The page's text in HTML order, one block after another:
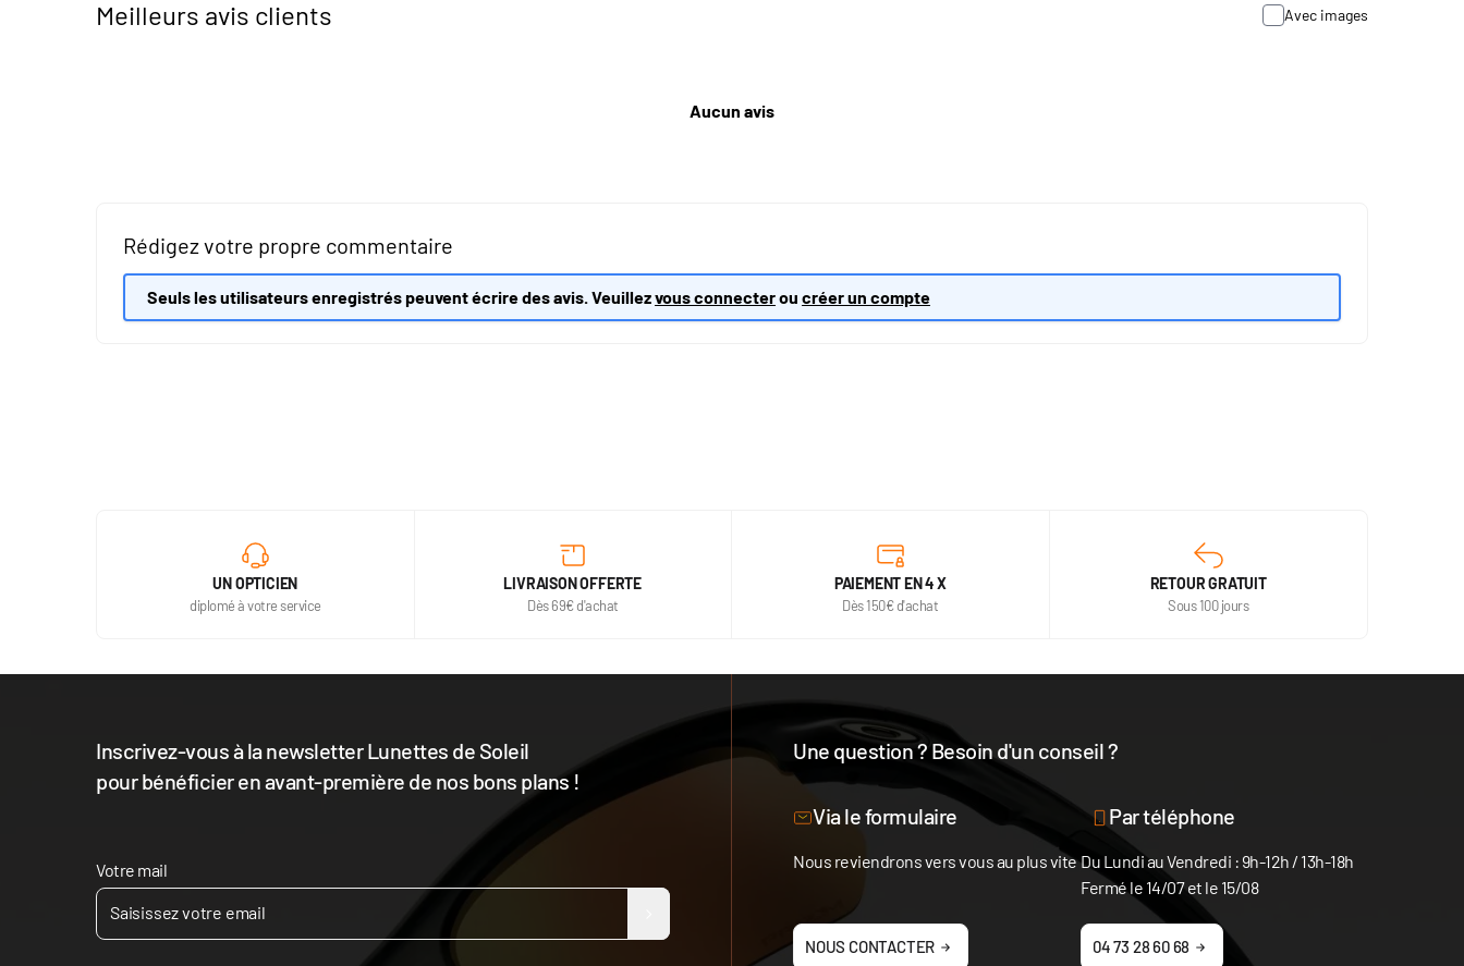
Meilleurs avis clients Avec images
Aucun avis
Rédigez votre propre commentaire
Seuls les utilisateurs enregistrés peuvent écrire des avis. Veuillezvous connecterou créer un compte
UN OPTICIEN
diplomé à votre service
LIVRAISON OFFERTE
Dès 69€ d'achat
PAIEMENT EN 4 X
Dès 150€ d'achat
RETOUR GRATUIT
Sous 100 jours
Inscrivez-vous à la newsletter Lunettes de Soleil
pour bénéficier en avant-première de nos bons plans !
Votre mail
Une question ? Besoin d'un conseil ?
Notre équipe est à votre disposition
Via le formulaire Par téléphone
Nous reviendrons vers vous au plus vite
NOUS CONTACTER
Du Lundi au Vendredi : 9h-12h / 13h-18h
Fermé le 14/07 et le 15/08
04 73 28 60 68